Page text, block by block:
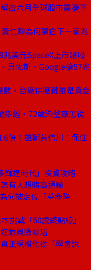
密六月全球股市震盪下
仁勳為何讚它下一家兆
美元SpaceX上市賭局
貝佐斯、Google搶57兆
，台廠供應鏈誰是真金
取經，72歲染整廠怎從
倍！雄獅黃信川：保住
輝達時代」投資攻略
有人想賭高通輸
何被定位「革命降
挑戰「60歲終點線」
娠風險暴增
正規模化從「學會說